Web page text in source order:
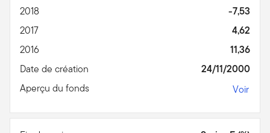
2018
-7,53
2017
4,62
2016
11,36
Date de création
24/11/2000
Aperçu du fonds
Voir